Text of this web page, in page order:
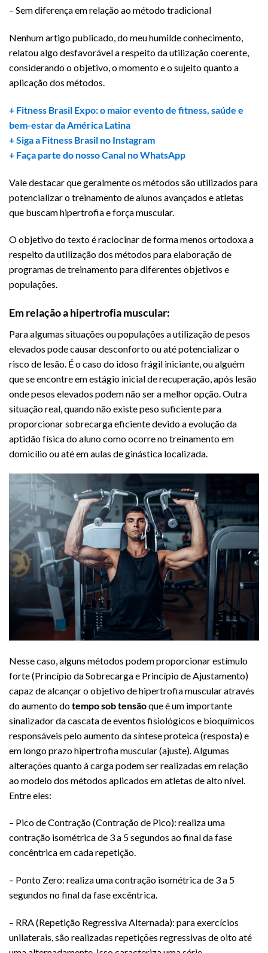
– Sem diferença em relação ao método tradicional
Nenhum artigo publicado, do meu humilde conhecimento,
relatou algo desfavorável a respeito da utilização coerente,
considerando o objetivo, o momento e o sujeito quanto a
aplicação dos métodos.
+ Fitness Brasil Expo: o maior evento de fitness, saúde e
bem-estar da América Latina
+ Siga a Fitness Brasil no Instagram
+ Faça parte do nosso Canal no WhatsApp
Vale destacar que geralmente os métodos são utilizados para
potencializar o treinamento de alunos avançados e atletas
que buscam hipertrofia e força muscular.
O objetivo do texto é raciocinar de forma menos ortodoxa a
respeito da utilização dos métodos para elaboração de
programas de treinamento para diferentes objetivos e
populações.
Em relação a hipertrofia muscular:
Para algumas situações ou populações a utilização de pesos
elevados pode causar desconforto ou até potencializar o
risco de lesão. É o caso do idoso frágil iniciante, ou alguém
que se encontre em estágio inicial de recuperação, após lesão
onde pesos elevados podem não ser a melhor opção. Outra
situação real, quando não existe peso suficiente para
proporcionar sobrecarga eficiente devido a evolução da
aptidão física do aluno como ocorre no treinamento em
domicílio ou até em aulas de ginástica localizada.
Nesse caso, alguns métodos podem proporcionar estímulo
forte (Princípio da Sobrecarga e Princípio de Ajustamento)
capaz de alcançar o objetivo de hipertrofia muscular através
do aumento dotempo sob tensãoque é um importante
sinalizador da cascata de eventos fisiológicos e bioquímicos
responsáveis pelo aumento da síntese proteica (resposta) e
em longo prazo hipertrofia muscular (ajuste). Algumas
alterações quanto à carga podem ser realizadas em relação
ao modelo dos métodos aplicados em atletas de alto nível.
Entre eles:
– Pico de Contração (Contração de Pico): realiza uma
contração isométrica de 3 a 5 segundos ao final da fase
concêntrica em cada repetição.
– Ponto Zero: realiza uma contração isométrica de 3 a 5
segundos no final da fase excêntrica.
– RRA (Repetição Regressiva Alternada): para exercícios
unilaterais, são realizadas repetições regressivas de oito até